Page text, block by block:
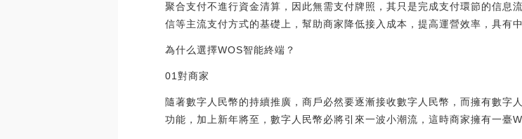
聚合支付不進行資金清算，因此無需支付牌照，其只是完成支付環節的信息
信等主流支付方式的基礎上，幫助商家降低接入成本，提高運營效率，具有
為什么選擇WOS智能終端？
01對商家
隨著數字人民幣的持續推廣，商戶必然要逐漸接收數字人民幣，而擁有數字
功能，加上新年將至，數字人民幣必將引來一波小潮流，這時商家擁有一臺